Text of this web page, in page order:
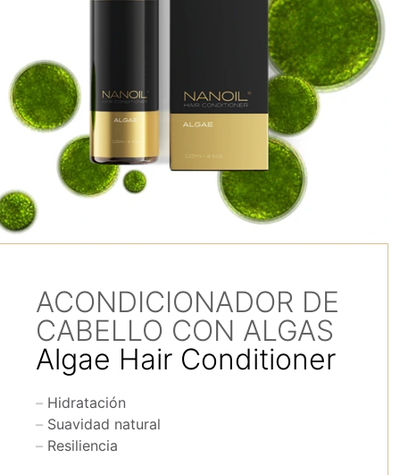
ACONDICIONADOR DE
CABELLO CON ALGAS
Algae Hair Conditioner
Hidratación
Suavidad natural
Resiliencia